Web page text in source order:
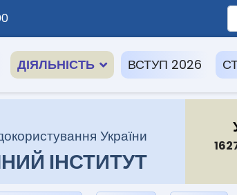
ДІЯЛЬНІСТЬ ВСТУП 2026
України
ІНСТИТУТ